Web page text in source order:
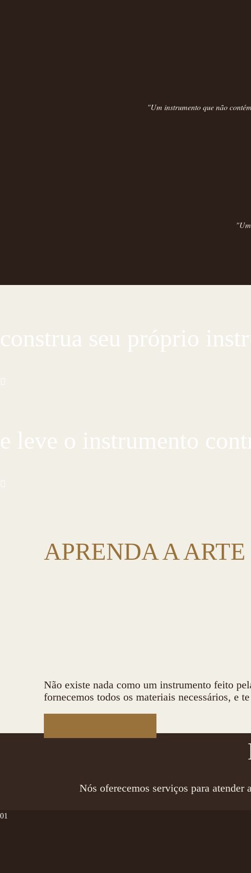
"Um instrumento que não
construa seu próprio
e leve o instrumento
APRENDA A
Não existe nada como um instrumento feito
fornecemos todos os materiais necessários, e
Nós oferecemos serviços para
01